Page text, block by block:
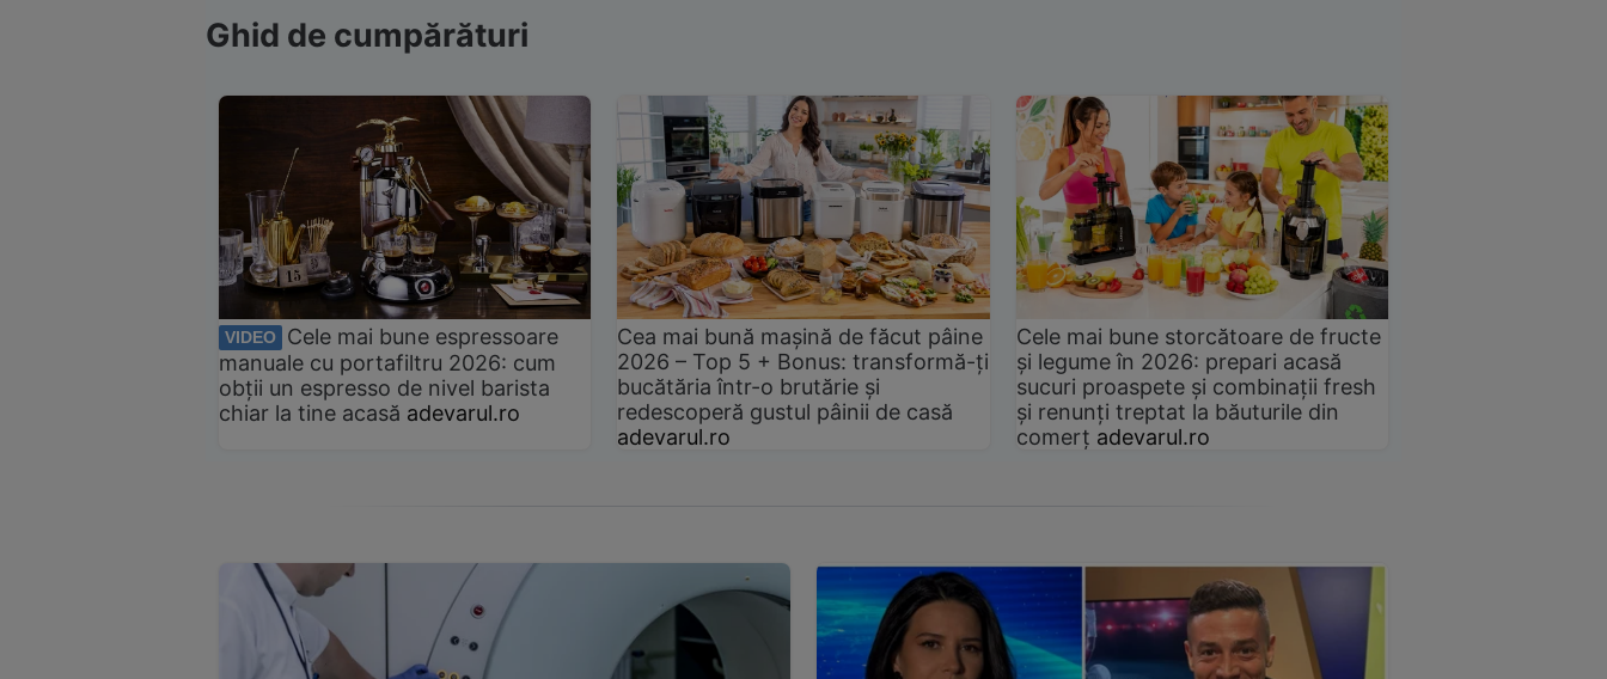
Ghid de cumpărături
VIDEO
Cele mai bune espressoare
manuale cu portafiltru 2026: cum
obții un espresso de nivel barista
chiar la tine acasă adevarul.ro
Cea mai bună mașină de făcut pâine
2026 – Top 5 + Bonus: transformă-ți
bucătăria într-o brutărie și
redescoperă gustul pâinii de casă
adevarul.ro
Cele mai bune storcătoare de fructe
și legume în 2026: prepari acasă
sucuri proaspete și combinații fresh
și renunți treptat la băuturile din
comerț adevarul.ro